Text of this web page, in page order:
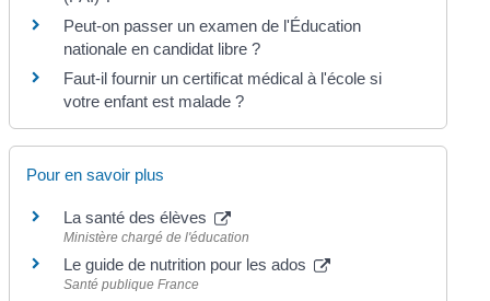
Peut-on passer un examen de l'Éducation
nationale en candidat libre ?
Faut-il fournir un certificat médical à l'école si
votre enfant est malade ?
Pour en savoir plus
La santé des élèves
Ministère chargé de l'éducation
Le guide de nutrition pour les ados
Santé publique France